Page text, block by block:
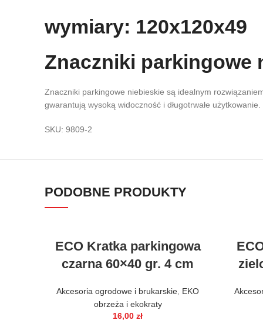
wymiary: 120x120x49
Znaczniki parkingowe
Znaczniki parkingowe niebieskie są idealnym
gwarantują wysoką widoczność i długotrwałe użytkowanie.
SKU: 9809-2
PODOBNE PRODUKTY
ECO Kratka parkingowa
czarna 60×40 gr. 4 cm
Akcesoria ogrodowe i brukarskie EKO
obrzeża i ekokraty
16,00 zł